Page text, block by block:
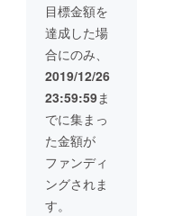
す。
らも進
化し続
けるそ
ば粉
ワッフ
ルの変
化を、
一年間
を通し
て常に
お楽し
みいた
だけま
カー、
心を込
めたサ
ンクス
レター
を直接
お渡し
しま
す。 ※
大島の
好みは
ビール
と日本
目標金額を
達成した場
合にのみ、
2019/12/26
23:59:59ま
でに集まっ
た金額が
ファンディ
ングされま
す。